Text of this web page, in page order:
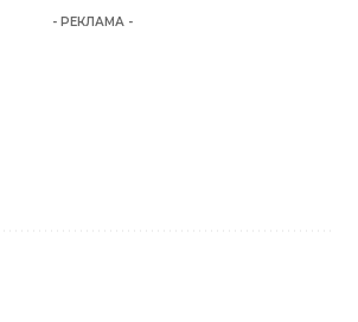
- РЕКЛАМА -